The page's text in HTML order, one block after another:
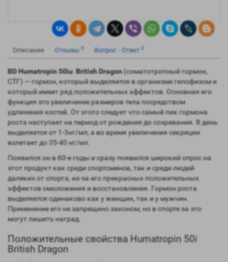
Описание Отзывы 0 Вопрос - Ответ 0
BD Humatropin 50iu British Dragon(соматотропный гормон,
СТГ) — гормон, который выделяется в организме гипофизом и
который имеет ряд положительных эффектов. Основная его
функция это увеличение размеров тела посредством
удлинения костей. От этого следует что самый пик гормона
роста наступает на период от рождения до созревания. В день
выделяется от 1-3нг/мл, а во время увеличения секреции
взлетает до 35-40 нг/мл.
Появился он в 60-е годы и сразу появился широкий спрос на
этот продукт как среди спортсменов, так и среди людей
далеких от спорта, из-за его прекрасных положительных
эффектов омоложения и восстановления. Гормон роста
выделяется одинаково как у женщин, так и у мужчин.
Применение его не запрещено законом, но в спорте за это
могут лишить наград.
Положительные свойства Humatropin 50i
British Dragon